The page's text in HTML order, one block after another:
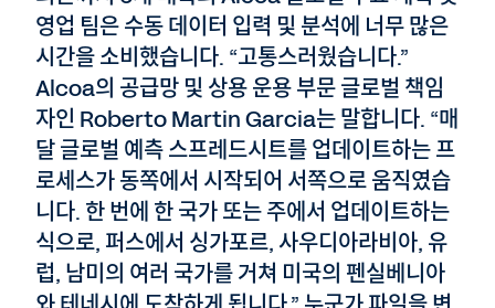
영업 팀은 수동 데이터 입력 및 분석에 너무 많은
시간을 소비했습니다. “고통스러웠습니다.”
Alcoa의 공급망 및 상용 운용 부문 글로벌 책임
자인 Roberto Martin Garcia는 말합니다. “매
달 글로벌 예측 스프레드시트를 업데이트하는 프
로세스가 동쪽에서 시작되어 서쪽으로 움직였습
니다. 한 번에 한 국가 또는 주에서 업데이트하는
식으로, 퍼스에서 싱가포르, 사우디아라비아, 유
럽, 남미의 여러 국가를 거쳐 미국의 펜실베니아